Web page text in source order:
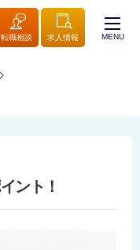
転職相談 求人情報 MENU
ント！